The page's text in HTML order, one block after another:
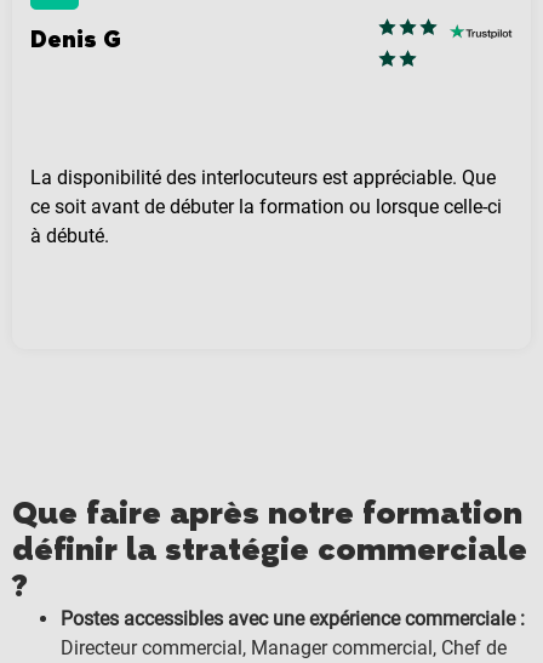
Denis G
La disponibilité des interlocuteurs est appréciable. Que
ce soit avant de débuter la formation ou lorsque celle-ci
à débuté.
Que faire après notre formation
définir la stratégie commerciale
?
Postes accessibles avec une expérience commerciale :
Directeur commercial, Manager commercial, Chef de